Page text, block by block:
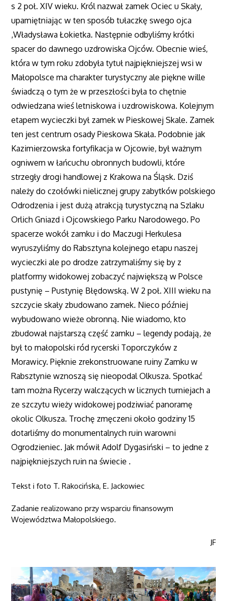
s 2 poł. XIV wieku. Król nazwał zamek Ociec u Skały,
upamiętniając w ten sposób tułaczkę swego ojca
,Władysława Łokietka. Następnie odbyliśmy krótki
spacer do dawnego uzdrowiska Ojców. Obecnie wieś,
która w tym roku zdobyła tytuł najpiękniejszej wsi w
Małopolsce ma charakter turystyczny ale piękne wille
świadczą o tym że w przeszłości była to chętnie
odwiedzana wieś letniskowa i uzdrowiskowa. Kolejnym
etapem wycieczki był zamek w Pieskowej Skale. Zamek
ten jest centrum osady Pieskowa Skała. Podobnie jak
Kazimierzowska fortyfikacja w Ojcowie, był ważnym
ogniwem w łańcuchu obronnych budowli, które
strzegły drogi handlowej z Krakowa na Śląsk. Dziś
należy do czołówki nielicznej grupy zabytków polskiego
Odrodzenia i jest dużą atrakcją turystyczną na Szlaku
Orlich Gniazd i Ojcowskiego Parku Narodowego. Po
spacerze wokół zamku i do Maczugi Herkulesa
wyruszyliśmy do Rabsztyna kolejnego etapu naszej
wycieczki ale po drodze zatrzymaliśmy się by z
platformy widokowej zobaczyć największą w Polsce
pustynię – Pustynię Błędowską. W 2 poł. XIII wieku na
szczycie skały zbudowano zamek. Nieco później
wybudowano wieże obronną. Nie wiadomo, kto
zbudował najstarszą część zamku – legendy podają, że
był to małopolski ród rycerski Toporczyków z
Morawicy. Pięknie zrekonstruowane ruiny Zamku w
Rabsztynie wznoszą się nieopodal Olkusza. Spotkać
tam można Rycerzy walczących w licznych turniejach a
ze szczytu wieży widokowej podziwiać panoramę
okolic Olkusza. Trochę zmęczeni około godziny 15
dotarliśmy do monumentalnych ruin warowni
Ogrodzieniec. Jak mówił Adolf Dygasiński – to jedne z
najpiękniejszych ruin na świecie .
Tekst i foto T. Rakocińska, E. Jackowiec
Zadanie realizowano przy wsparciu finansowym
Województwa Małopolskiego.
JF